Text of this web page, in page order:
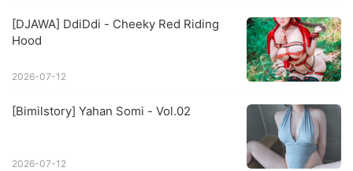
[DJAWA] DdiDdi - Cheeky Red Riding
Hood
2026-07-12
[Bimilstory] Yahan Somi - Vol.02
2026-07-12